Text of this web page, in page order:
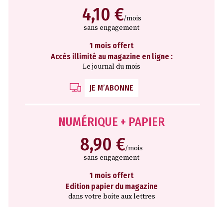
4,10 €/mois
sans engagement
1 mois offert
Accès illimité au magazine en ligne :
Le journal du mois
JE M’ABONNE
NUMÉRIQUE + PAPIER
8,90 €/mois
sans engagement
1 mois offert
Edition papier du magazine
dans votre boite aux lettres